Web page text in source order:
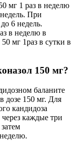
мг 1 раз в неделю
При
6 недель.
в неделю в
мг 1раз в сутки в
150 мг?
баланите
дозе 150 мг. Для
кандидоза
каждые три